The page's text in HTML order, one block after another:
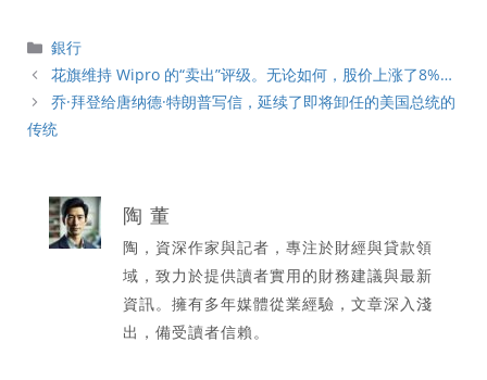
分
類
銀行
花旗维持 Wipro 的“卖出”评级。无论如何，股价上涨了8%…
乔·拜登给唐纳德·特朗普写信，延续了即将卸任的美国总统的
传统
陶 董
陶，資深作家與記者，專注於財經與貸款領
域，致力於提供讀者實用的財務建議與最新
資訊。擁有多年媒體從業經驗，文章深入淺
出，備受讀者信賴。